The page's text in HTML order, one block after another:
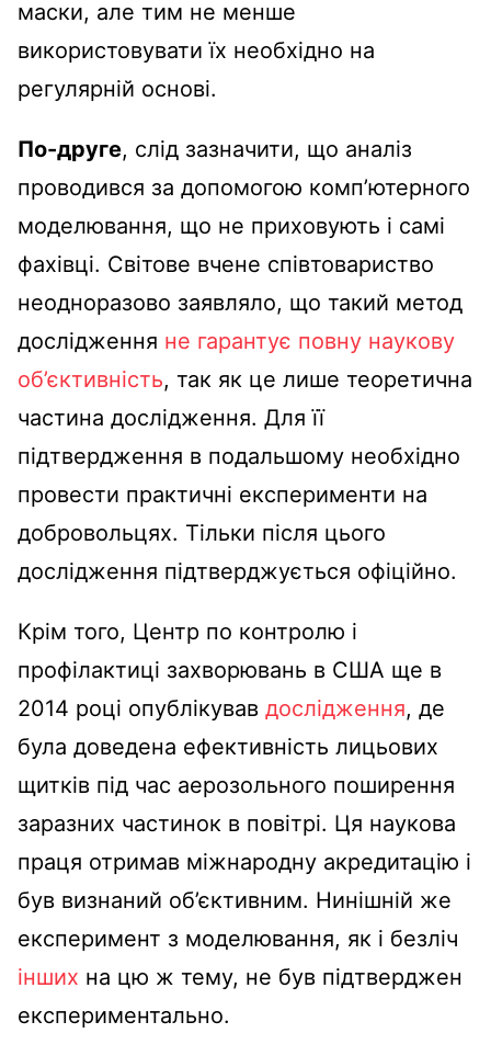
маски, але тим не менше
використовувати їх необхідно на
регулярній основі.
По-друге, слід зазначити, що аналіз
проводився за допомогою комп’ютерного
моделювання, що не приховують і самі
фахівці. Світове вчене співтовариство
неодноразово заявляло, що такий метод
дослідження не гарантує повну наукову
об’єктивність, так як це лише теоретична
частина дослідження. Для її
підтвердження в подальшому необхідно
провести практичні експерименти на
добровольцях. Тільки після цього
дослідження підтверджується офіційно.
Крім того, Центр по контролю і
профілактиці захворювань в США ще в
2014 році опублікував дослідження, де
була доведена ефективність лицьових
щитків під час аерозольного поширення
заразних частинок в повітрі. Ця наукова
праця отримав міжнародну акредитацію і
був визнаний об’єктивним. Нинішній же
експеримент з моделювання, як і безліч
інших на цю ж тему, не був підтверджен
експериментально.